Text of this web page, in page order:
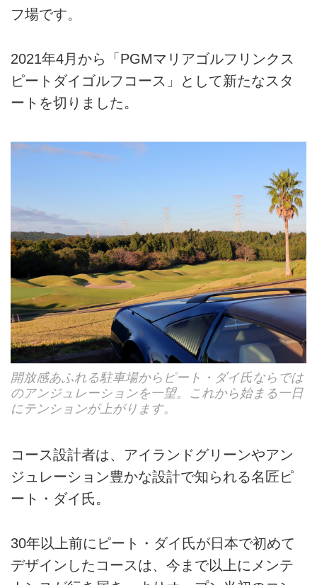
フ場です。
2021年4月から「PGMマリアゴルフリンクス
ピートダイゴルフコース」として新たなスタ
ートを切りました。
開放感あふれる駐車場からピート・ダイ氏ならでは
のアンジュレーションを一望。これから始まる一日
にテンションが上がります。
コース設計者は、アイランドグリーンやアン
ジュレーション豊かな設計で知られる名匠ピ
ート・ダイ氏。
30年以上前にピート・ダイ氏が日本で初めて
デザインしたコースは、今まで以上にメンテ